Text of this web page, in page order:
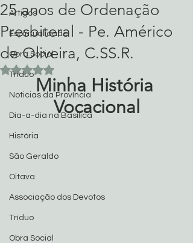
Artigos
Espiritualidade
Obra Social
Tríduo
Noticias da Província
Dia-a-dia na Basílica
História
São Geraldo
Oitava
Associação dos Devotos
Tríduo
Obra Social
25 anos de Ordenação
Presbiteral - Pe. Américo
de Oliveira, C.SS.R.
Avaliado com NaN de 5 estrelas.
Minha História
Vocacional